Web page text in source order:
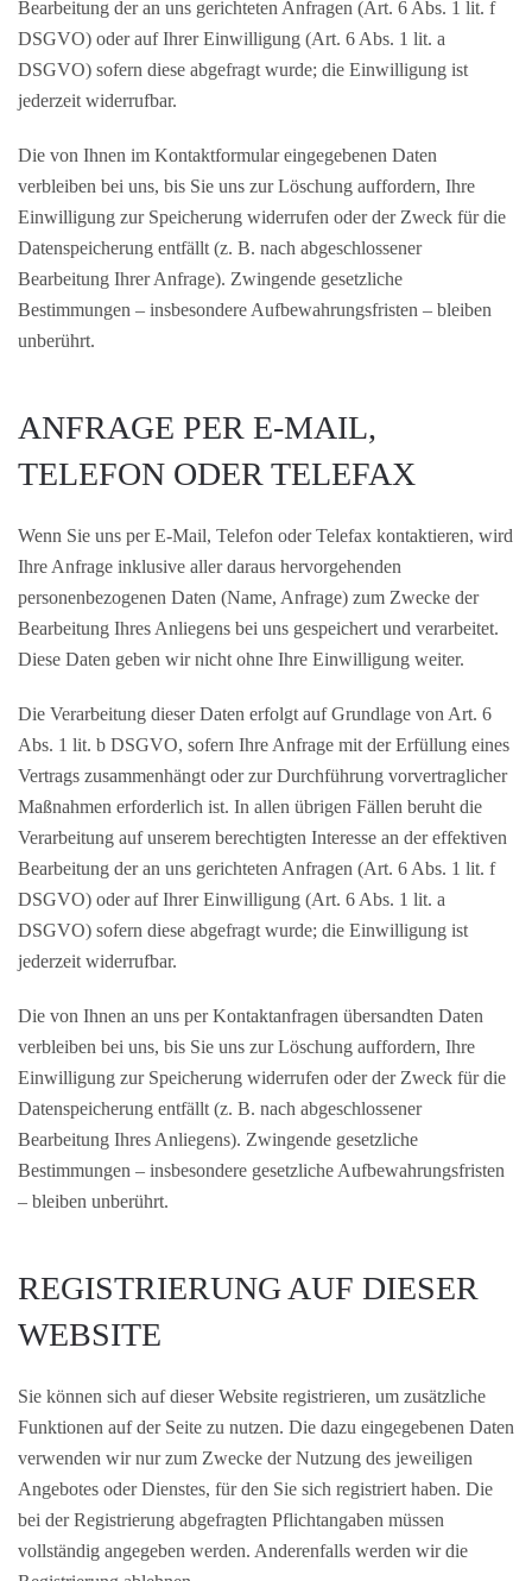
Bearbeitung der an uns gerichteten Anfragen (Art. 6 Abs. 1 lit. f
DSGVO) oder auf Ihrer Einwilligung (Art. 6 Abs. 1 lit. a
DSGVO) sofern diese abgefragt wurde; die Einwilligung ist
jederzeit widerrufbar.
Die von Ihnen im Kontaktformular eingegebenen Daten
verbleiben bei uns, bis Sie uns zur Löschung auffordern, Ihre
Einwilligung zur Speicherung widerrufen oder der Zweck für die
Datenspeicherung entfällt (z. B. nach abgeschlossener
Bearbeitung Ihrer Anfrage). Zwingende gesetzliche
Bestimmungen – insbesondere Aufbewahrungsfristen – bleiben
unberührt.
ANFRAGE PER E-MAIL,
TELEFON ODER TELEFAX
Wenn Sie uns per E-Mail, Telefon oder Telefax kontaktieren, wird
Ihre Anfrage inklusive aller daraus hervorgehenden
personenbezogenen Daten (Name, Anfrage) zum Zwecke der
Bearbeitung Ihres Anliegens bei uns gespeichert und verarbeitet.
Diese Daten geben wir nicht ohne Ihre Einwilligung weiter.
Die Verarbeitung dieser Daten erfolgt auf Grundlage von Art. 6
Abs. 1 lit. b DSGVO, sofern Ihre Anfrage mit der Erfüllung eines
Vertrags zusammenhängt oder zur Durchführung vorvertraglicher
Maßnahmen erforderlich ist. In allen übrigen Fällen beruht die
Verarbeitung auf unserem berechtigten Interesse an der effektiven
Bearbeitung der an uns gerichteten Anfragen (Art. 6 Abs. 1 lit. f
DSGVO) oder auf Ihrer Einwilligung (Art. 6 Abs. 1 lit. a
DSGVO) sofern diese abgefragt wurde; die Einwilligung ist
jederzeit widerrufbar.
Die von Ihnen an uns per Kontaktanfragen übersandten Daten
verbleiben bei uns, bis Sie uns zur Löschung auffordern, Ihre
Einwilligung zur Speicherung widerrufen oder der Zweck für die
Datenspeicherung entfällt (z. B. nach abgeschlossener
Bearbeitung Ihres Anliegens). Zwingende gesetzliche
Bestimmungen – insbesondere gesetzliche Aufbewahrungsfristen
– bleiben unberührt.
REGISTRIERUNG AUF DIESER
WEBSITE
Sie können sich auf dieser Website registrieren, um zusätzliche
Funktionen auf der Seite zu nutzen. Die dazu eingegebenen Daten
verwenden wir nur zum Zwecke der Nutzung des jeweiligen
Angebotes oder Dienstes, für den Sie sich registriert haben. Die
bei der Registrierung abgefragten Pflichtangaben müssen
vollständig angegeben werden. Anderenfalls werden wir die